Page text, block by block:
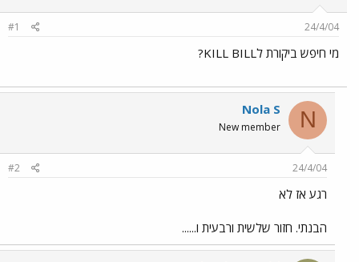
ש
א
ר
24/4/04
#1
מי חיפש ביקורת לKILL BILL?
N
Nola S
New member
24/4/04
#2
רגע אז לא
הבנתי. חזור שלשית ורבעית ו......